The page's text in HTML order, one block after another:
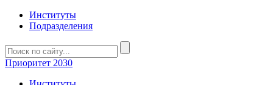
Институты
Подразделения
Приоритет 2030